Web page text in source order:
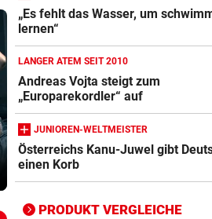
Unwetterfront und
Waldbrände
forderten 350
Helfer
Ceuta vor
„Es fehlt das Wasser, um
lernen“
LANGER ATEM SEIT 2010
Andreas Vojta steigt zum
„Europarekordler“ auf
JUNIOREN-WELTMEISTER
Österreichs Kanu-Juwel gibt
einen Korb
PRODUKT VERGLEICHE
Crosstrainer Vergleich
E-Bike Vergleich
ZUM VERGLEICH
Elektro-Scooter Vergleich
ZUM VERGLEICH
Ergometer Vergleich
ZUM VERGLEICH